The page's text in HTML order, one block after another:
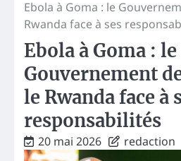
Ebola à Goma : le
Rwanda face à ses
Ebola à Goma : le
Gouvernement
le Rwanda face à
responsabilités
20 mai 2026 redaction